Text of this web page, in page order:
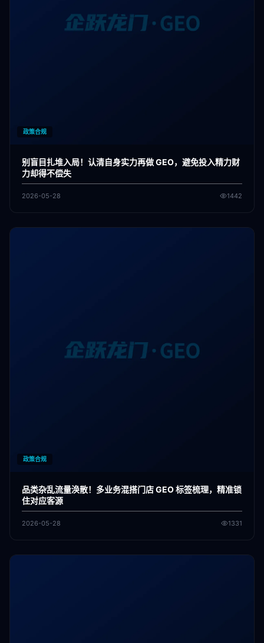
政策合规
别盲目扎堆入局！认清自身实力再做 GEO，避免投入精力财
力却得不偿失
2026-05-28 1442
政策合规
品类杂乱流量涣散！多业务混搭门店 GEO 标签梳理，精准锁
住对应客源
2026-05-28 1331